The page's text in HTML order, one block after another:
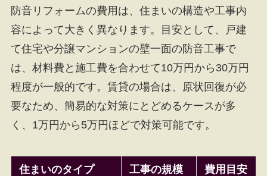
防音リフォームの費用は、住まいの構造や工事内
容によって大きく異なります。目安として、戸建
て住宅や分譲マンションの壁一面の防音工事で
は、材料費と施工費を合わせて10万円から30万円
程度が一般的です。賃貸の場合は、原状回復が必
要なため、簡易的な対策にとどめるケースが多
く、1万円から5万円ほどで対策可能です。
住まいのタイプ 工事の規模 費用目安